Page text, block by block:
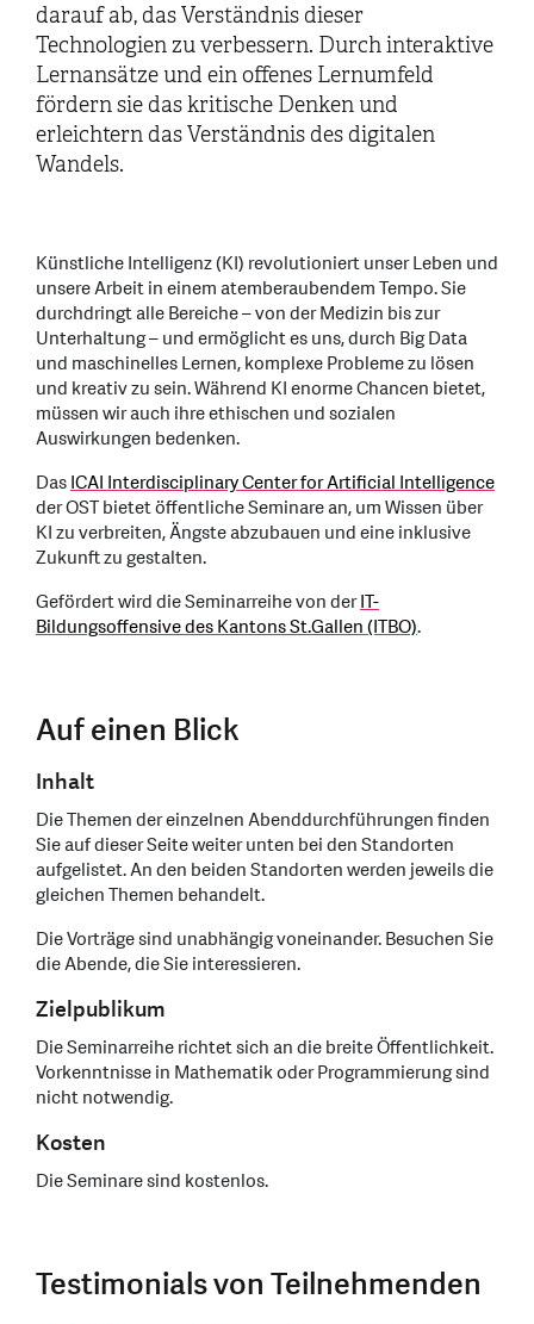
darauf ab, das Verständnis dieser
Technologien zu verbessern. Durch interaktive
Lernansätze und ein offenes Lernumfeld
fördern sie das kritische Denken und
erleichtern das Verständnis des digitalen
Wandels.
Künstliche Intelligenz (KI) revolutioniert unser Leben und
unsere Arbeit in einem atemberaubendem Tempo. Sie
durchdringt alle Bereiche – von der Medizin bis zur
Unterhaltung – und ermöglicht es uns, durch Big Data
und maschinelles Lernen, komplexe Probleme zu lösen
und kreativ zu sein. Während KI enorme Chancen bietet,
müssen wir auch ihre ethischen und sozialen
Auswirkungen bedenken.
DasICAI Interdisciplinary Center for Artificial Intelligence
der OST bietet öffentliche Seminare an, um Wissen über
KI zu verbreiten, Ängste abzubauen und eine inklusive
Zukunft zu gestalten.
Gefördert wird die Seminarreihe von derIT-
Bildungsoffensive des Kantons St.Gallen (ITBO).
Auf einen Blick
Inhalt
Die Themen der einzelnen Abenddurchführungen finden
Sie auf dieser Seite weiter unten bei den Standorten
aufgelistet. An den beiden Standorten werden jeweils die
gleichen Themen behandelt.
Die Vorträge sind unabhängig voneinander. Besuchen Sie
die Abende, die Sie interessieren.
Zielpublikum
Die Seminarreihe richtet sich an die breite Öffentlichkeit.
Vorkenntnisse in Mathematik oder Programmierung sind
nicht notwendig.
Kosten
Die Seminare sind kostenlos.
Testimonials von Teilnehmenden